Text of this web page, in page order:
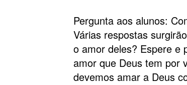
Pergunta aos alunos:
Várias respostas
o amor deles? Espere e
amor que Deus tem por
devemos amar a Deus